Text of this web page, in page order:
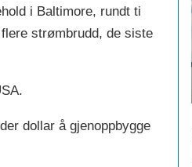
i Baltimore, rundt ti
strømbrudd, de siste
dollar å gjenoppbygge